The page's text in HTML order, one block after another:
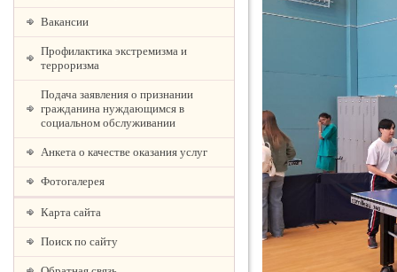
Вакансии
Профилактика экстремизма и
терроризма
Подача заявления о признании
гражданина нуждающимся в
социальном обслуживании
Анкета о качестве оказания услуг
Фотогалерея
Карта сайта
Поиск по сайту